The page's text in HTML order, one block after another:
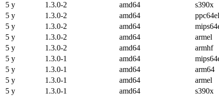
5 y
1.3.0-2 amd64
s390x
5 y
1.3.0-2 amd64
ppc64el
5 y
1.3.0-2 amd64
5 y
1.3.0-2 amd64
armel
5 y
1.3.0-2 amd64
armhf
5 y
1.3.0-1 amd64
5 y
1.3.0-1 amd64
arm64
5 y
1.3.0-1 amd64
armel
5 y
1.3.0-1 amd64
s390x